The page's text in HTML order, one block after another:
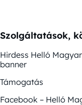
Szolgáltatások,
Hirdess Helló
banner
Támogatás
Facebook – Helló